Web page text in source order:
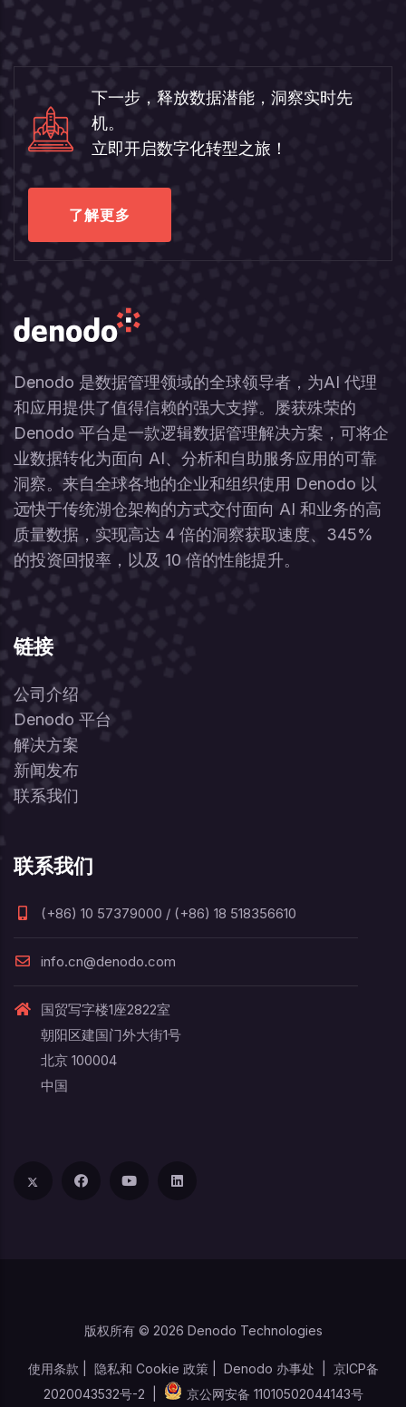
下一步，释放数据潜能，洞察实时先
机。
立即开启数字化转型之旅！
了解更多
Denodo 是数据管理领域的全球领导者，为AI 代理
和应用提供了值得信赖的强大支撑。屡获殊荣的
Denodo 平台是一款逻辑数据管理解决方案，可将企
业数据转化为面向 AI、分析和自助服务应用的可靠
洞察。来自全球各地的企业和组织使用 Denodo 以
远快于传统湖仓架构的方式交付面向 AI 和业务的高
质量数据，实现高达 4 倍的洞察获取速度、345%
的投资回报率，以及 10 倍的性能提升。
链接
公司介绍
Denodo 平台
解决方案
新闻发布
联系我们
联系我们
(+86) 10 57379000 / (+86) 18 518356610
info.cn@denodo.com
国贸写字楼1座2822室
朝阳区建国门外大街1号
北京 100004
中国
版权所有 © 2026 Denodo Technologies
使用条款 隐私和 Cookie 政策| Denodo 办事处
京ICP备
2020043532号-2
京公网安备 11010502044143号